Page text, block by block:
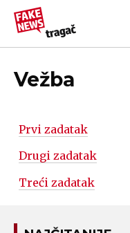
Vežba
Prvi zadatak
Drugi zadatak
Treći zadatak